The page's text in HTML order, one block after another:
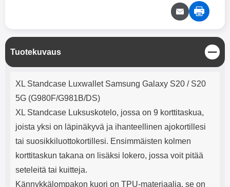
Input: AC100-240V 50/60Hz 0.8A
Max Output: USB: DC5V/3.0A
(15W) 9V/2.0A (18W) 12V/1.5
12V/1.67A(PD20W) Total Effekt:
Väri: Valkoinen
Tuotekuvaus
S
u
l
Tuotekuvaus
XL Standcase Luxwallet Samsung Galaxy S20 / S20
5G (G980F/G981B/DS)
XL Standcase Luksuskotelo, jossa on 9 korttitaskua,
joista yksi on läpinäkyvä ja ihanteellinen ajokortillesi
tai suosikkiluottokortillesi. Ensimmäisten kolmen
korttitaskun takana on lisäksi lokero, jossa voit pitää
seteleitä tai kuitteja.
Kännykkälompakon kuori on TPU-materiaalia, se on